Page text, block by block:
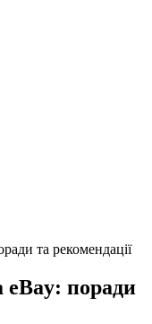
та рекомендації
eBay: поради